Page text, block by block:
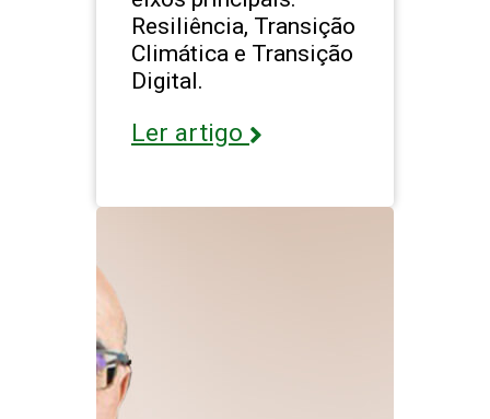
Resiliência, Transição
Climática e Transição
Digital.
Ler artigo